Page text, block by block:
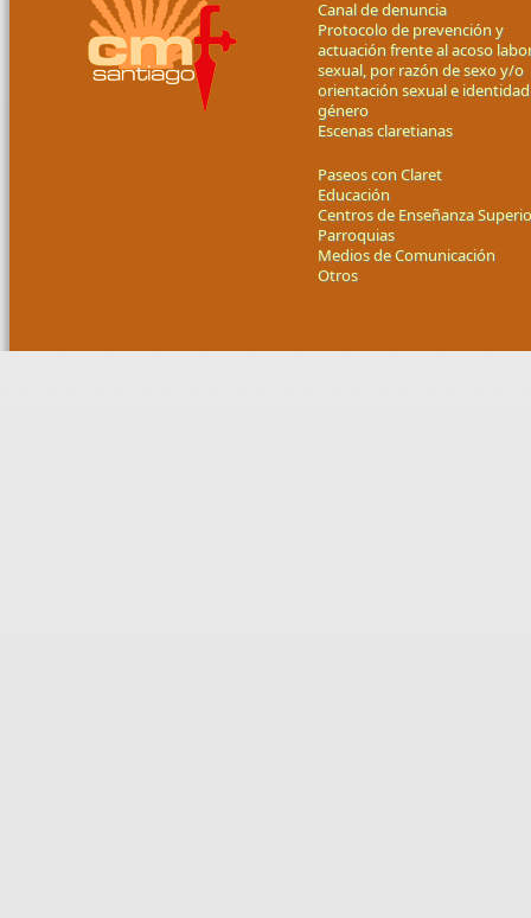
Canal de denuncia
Protocolo de prevención y
actuación frente al acoso
sexual, por razón de sexo y/o
orientación sexual e
género
Escenas claretianas
Paseos con Claret
Educación
Centros de Enseñanza
Parroquias
Medios de Comunicación
Otros